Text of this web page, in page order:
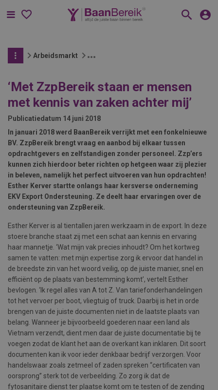
Menu
Arbeidsmarkt
‘Met ZzpBereik staan er mensen
met kennis van zaken achter mij’
Publicatiedatum 14 juni 2018
In januari 2018 werd BaanBereik verrijkt met een fonkelnieuwe
BV. ZzpBereik brengt vraag en aanbod bij elkaar tussen
opdrachtgevers en zelfstandigen zonder personeel. Zzp’ers
kunnen zich hierdoor beter richten op hetgeen waar zij plezier
in beleven, namelijk het perfect uitvoeren van hun opdrachten!
Esther Kerver startte onlangs haar kersverse onderneming
EKV Export Ondersteuning. Ze deelt haar ervaringen over de
ondersteuning van ZzpBereik.
Esther Kerver is al tientallen jaren werkzaam in de export. In deze
stoere branche staat zij met een schat aan kennis en ervaring
haar mannetje. ‘Wat mijn vak precies inhoudt? Om het kortweg
samen te vatten: met mijn expertise zorg ik ervoor dat handel in
de breedste zin van het woord veilig, op de juiste manier, snel en
efficiënt op de plaats van bestemming komt’, vertelt Esther
bevlogen. ‘Ik regel alles van A tot Z. Van tariefonderhandelingen
tot het vervoer per boot, vliegtuig of truck. Daarbij is het in orde
brengen van de juiste documenten niet in de laatste plaats van
belang. Wanneer je bijvoorbeeld goederen naar een land als
Vietnam verzendt, dient men daar de juiste documentatie bij te
voegen zodat de klant het aan de overkant kan inklaren. Dit soort
documenten kan ik voor ieder denkbaar bedrijf verzorgen. Voor
handelswaar zoals zetmeel of zaden spreken “certificaten van
oorsprong” sterk tot de verbeelding. Zo zorg ik dat de
fytosanitaire dienst ter plaatse komt om te testen of de zending